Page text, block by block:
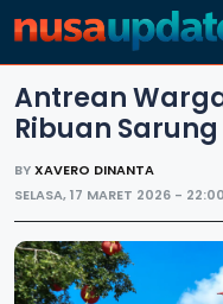
Antrean
Ribuan
BYXAVERO DINANTA
SELASA, 17 MARET 2026 -